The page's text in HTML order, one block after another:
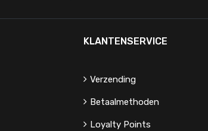
KLANTENSERVICE
Verzending
Betaalmethoden
Loyalty Points